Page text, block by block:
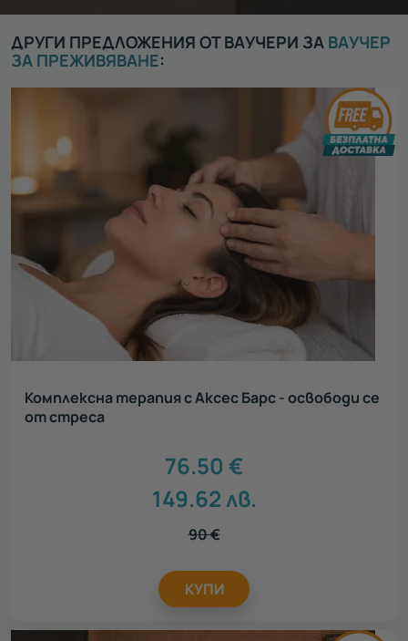
ДРУГИ ПРЕДЛОЖЕНИЯ ОТ ВАУЧЕРИ ЗА ВАУЧЕР
ЗА ПРЕЖИВЯВАНЕ:
Комплексна терапия с Аксес Барс - освободи се
от стреса
76.50 €
149.62лв.
90€
КУПИ